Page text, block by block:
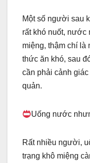
o
k
Một số người sau
rất khó nuốt, nước
miệng, thậm chí là
thức ăn khó, sau
cần phải cảnh
quản.
Uống nước
Rất nhiều người,
trạng khô miệng